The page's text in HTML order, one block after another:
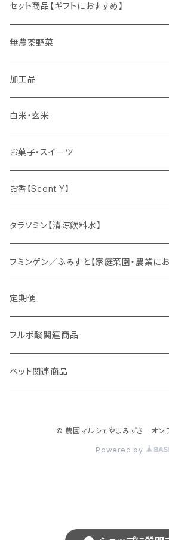
セット商品【ギフトにおすすめ】
ギフト
無農薬野菜
加工品
ゆず姫シリーズ
各種パウダー
ドリンクの素
健康茶
オリジナルスパイス
白米・玄米
お菓子・スイーツ
お香【Scent Y】
タラソミン【清涼飲料水】
フミンゲン／ふみすと【家庭菜園・農業にお
定期便
妊活応援セット
フルボ酸関連商品
ペット関連商品
© 農園マルシェやまみずき オン
Powered by